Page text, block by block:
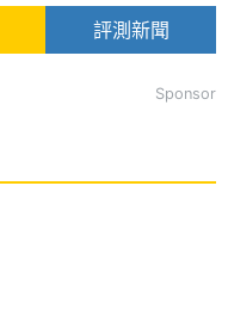
評測新聞
Sponsor